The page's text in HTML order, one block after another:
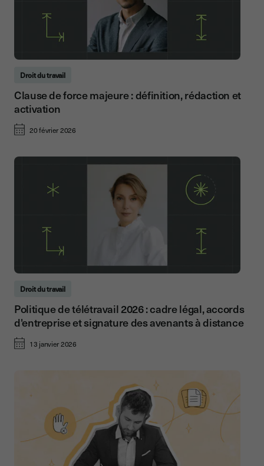
Droit du travail
Clause de force majeure : définition, rédaction et
activation
20 février 2026
Droit du travail
Politique de télétravail 2026 : cadre légal, accords
d'entreprise et signature des avenants à distance
13 janvier 2026